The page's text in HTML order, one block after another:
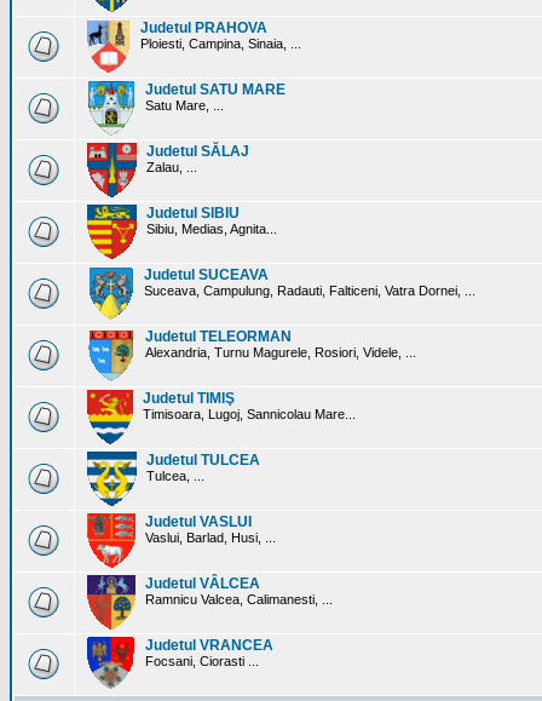
Judetul PRAHOVA
Ploiesti, Campina, Sinaia, ...
Judetul SATU MARE
Satu Mare, ...
Judetul SĂLAJ
Zalau, ...
Judetul SIBIU
Sibiu, Medias, Agnita...
Judetul SUCEAVA
Suceava, Campulung, Radauti, Falticeni, Vatra Dornei, ...
Judetul TELEORMAN
Alexandria, Turnu Magurele, Rosiori, Videle, ...
Judetul TIMIŞ
Timisoara, Lugoj, Sannicolau Mare...
Judetul TULCEA
Tulcea, ...
Judetul VASLUI
Vaslui, Barlad, Husi, ...
Judetul VÂLCEA
Ramnicu Valcea, Calimanesti, ...
Judetul VRANCEA
Focsani, Ciorasti ...